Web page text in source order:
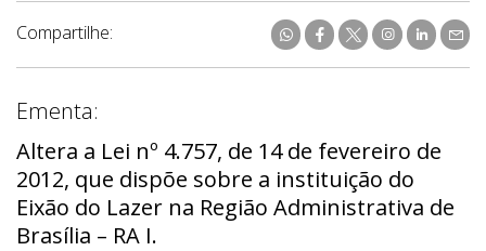
Compartilhe:
Ementa:
Altera a Lei nº 4.757, de 14 de fevereiro de
2012, que dispõe sobre a instituição do
Eixão do Lazer na Região Administrativa de
Brasília – RA I.